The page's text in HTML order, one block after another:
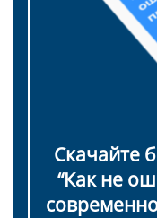
Скачайте
“Как не